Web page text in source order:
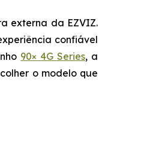
externa da EZVIZ.
confiável
90× 4G Series, a
o modelo que